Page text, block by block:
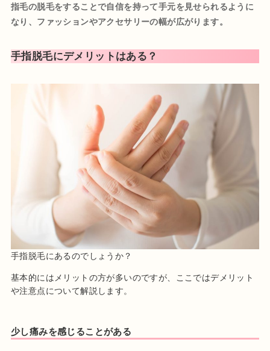
指毛の脱毛をすることで自信を持って手元を見せられるように
なり、ファッションやアクセサリーの幅が広がります。
手指脱毛にデメリットはある？
手指脱毛にあるのでしょうか？
基本的にはメリットの方が多いのですが、ここではデメリット
や注意点について解説します。
少し痛みを感じることがある